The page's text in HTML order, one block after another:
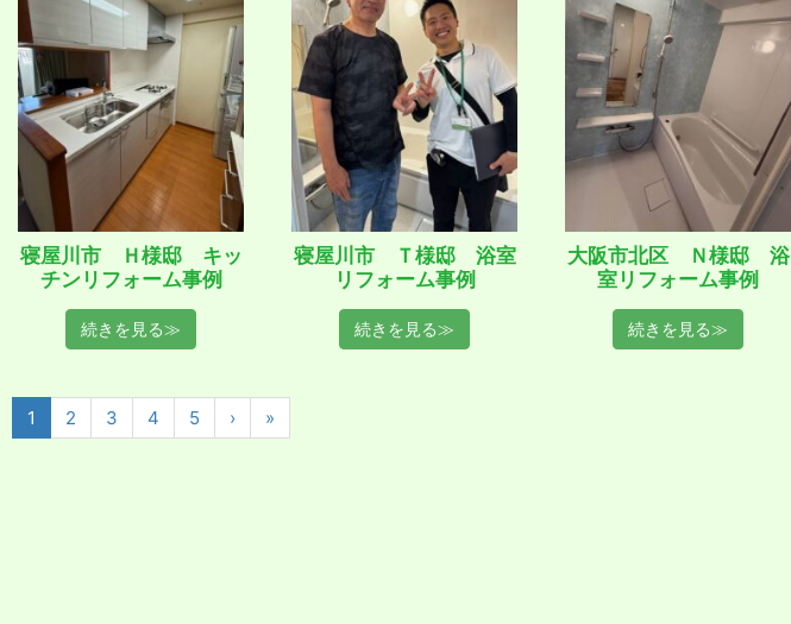
寝屋川市 Ｈ様邸 キッ
チンリフォーム事例
続きを見る≫
寝屋川市 Ｔ様邸 浴室
リフォーム事例
続きを見る≫
大阪市北区 Ｎ様邸 浴
室リフォーム事例
続きを見る≫
1 2 3 4 5 › »